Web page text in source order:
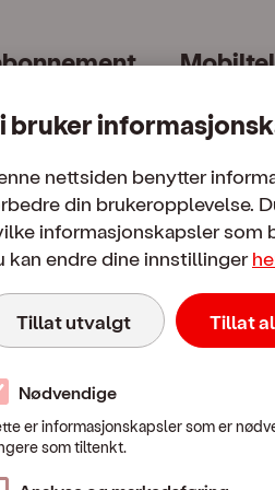
Mobilpriser når du ringer eller
bruker
nettsiden benytter
din brukeropplevelse.
informasjonskapsler som
kan endre dine innstillinger
Tillat utvalgt Tillat
Nødvendige
er informasjonskapsler som er
som tiltenkt.